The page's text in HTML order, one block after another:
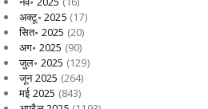
अक्टू॰ 2025 (17)
सित॰ 2025 (20)
अग॰ 2025 (90)
जुल॰ 2025 (129)
जून 2025 (264)
मई 2025 (843)